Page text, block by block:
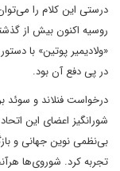
درستی این کلام را
روسیه اکنون بیش از
«ولادیمیر پوتین» با
در پی دفع آن بود.
درخواست فنلاند و سوئد
شورانگیز اعضای این
بی‌نظمی نوین جهانی و
تجربه کرد. شوروی‌ها